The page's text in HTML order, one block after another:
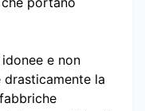
e non
drasticamente la